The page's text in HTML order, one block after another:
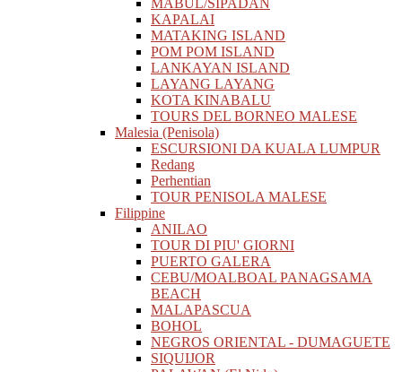
MABUL/SIPADAN
KAPALAI
MATAKING ISLAND
POM POM ISLAND
LANKAYAN ISLAND
LAYANG LAYANG
KOTA KINABALU
TOURS DEL BORNEO MALESE
Malesia (Penisola)
ESCURSIONI DA KUALA LUMPUR
Redang
Perhentian
TOUR PENISOLA MALESE
Filippine
ANILAO
TOUR DI PIU' GIORNI
PUERTO GALERA
CEBU/MOALBOAL PANAGSAMA
BEACH
MALAPASCUA
BOHOL
NEGROS ORIENTAL - DUMAGUETE
SIQUIJOR